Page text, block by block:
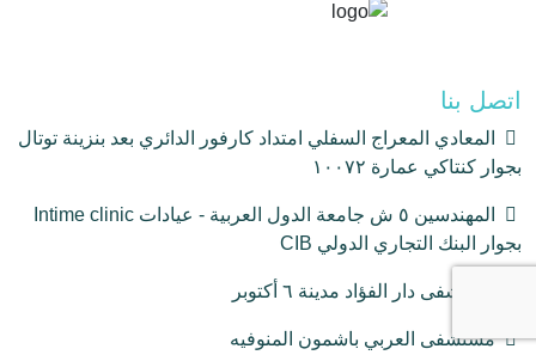
اتصل بنا
المعادي المعراج السفلي امتداد كارفور الدائري بعد بنزينة توتال
بجوار كنتاكي عمارة ١٠٠٧٢
المهندسين ٥ ش جامعة الدول العربية - عيادات Intime clinic
بجوار البنك التجاري الدولي CIB
مستشفى دار الفؤاد مدينة ٦ أكتوبر
مستشفى العربي باشمون المنوفيه